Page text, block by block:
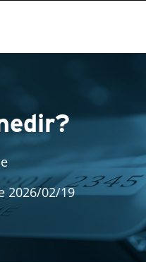
2026/02/19